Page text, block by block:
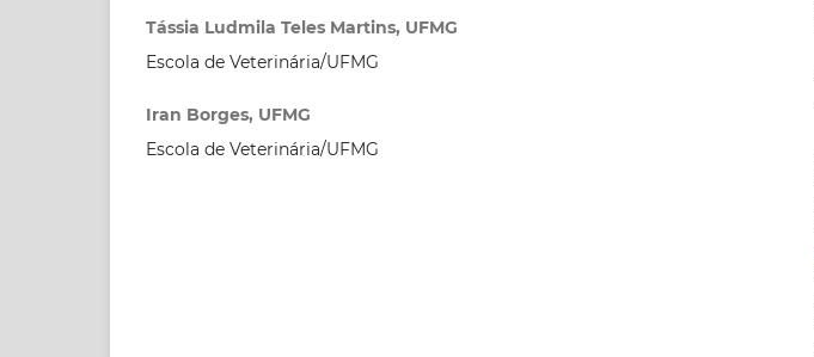
Tássia Ludmila Teles Martins, UFMG
Escola de Veterinária/UFMG
Iran Borges, UFMG
Escola de Veterinária/UFMG